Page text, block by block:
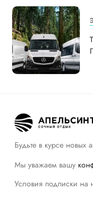
Будьте в курсе новых
Мы уважаем вашу
Условия подписки на